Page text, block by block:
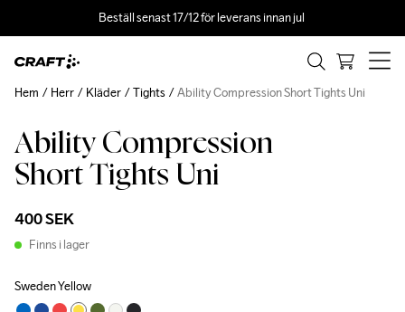
Beställ senast 17/12 för leverans innan jul
Ability Compression
Short Tights Uni
400 SEK
Finns i lager
Sweden Yellow
Hem Herr Kläder Tights Ability Compression Short Tights Uni